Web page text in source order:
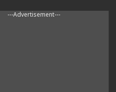
---Advertisement---